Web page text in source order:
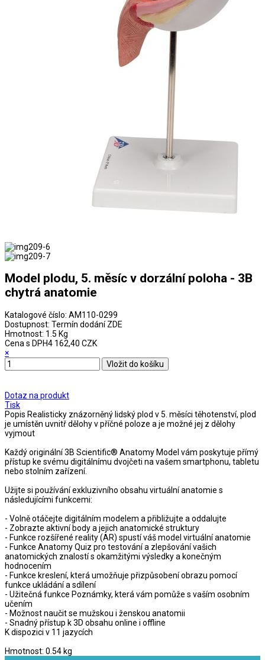
Model plodu, 5. měsíc v dorzální poloha - 3B
chytrá anatomie
Katalogové číslo: AM110-0299
Dostupnost: Termín dodání ZDE
Hmotnost: 1.5 Kg
Cena s DPH4 162,40 CZK
×
Dotaz na produkt
Tisk
Popis Realisticky znázorněný lidský plod v 5. měsíci těhotenství, plod
je umístěn uvnitř dělohy v příčné poloze a je možné jej z dělohy
vyjmout
Každý originální 3B Scientific® Anatomy Model vám poskytuje přímý
přístup ke svému digitálnímu dvojčeti na vašem smartphonu, tabletu
nebo stolním zařízení.
Užijte si používání exkluzivního obsahu virtuální anatomie s
následujícími funkcemi:
- Volně otáčejte digitálním modelem a přibližujte a oddalujte
- Zobrazte aktivní body a jejich anatomické struktury
- Funkce rozšířené reality (AR) spustí váš model virtuální anatomie
- Funkce Anatomy Quiz pro testování a zlepšování vašich
anatomických znalostí s okamžitými výsledky a konečným
hodnocením
- Funkce kreslení, která umožňuje přizpůsobení obrazu pomocí
funkce ukládání a sdílení
- Užitečná funkce Poznámky, která vám pomůže s vaším osobním
učením
- Možnost naučit se mužskou i ženskou anatomii
- Snadný přístup k 3D obsahu online i offline
K dispozici v 11 jazycích
Hmotnost: 0.54 kg